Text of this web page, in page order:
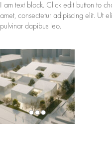
I am text block. Click edit button to
amet, consectetur adipiscing elit. Ut
pulvinar dapibus leo.